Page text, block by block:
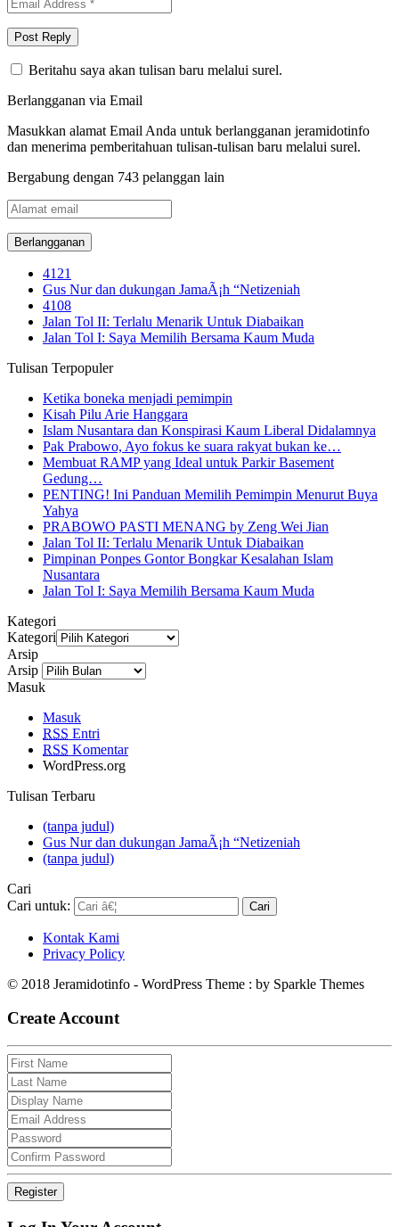
Beritahu saya akan tulisan baru melalui surel.
Berlangganan via Email
Masukkan alamat Email Anda untuk berlangganan jeramidotinfo
dan menerima pemberitahuan tulisan-tulisan baru melalui surel.
Bergabung dengan 743 pelanggan lain
Alamat
email
4121
Gus Nur dan dukungan JamaÃ¡h “Netizeniah
4108
Jalan Tol II: Terlalu Menarik Untuk Diabaikan
Jalan Tol I: Saya Memilih Bersama Kaum Muda
Tulisan Terpopuler
Ketika boneka menjadi pemimpin
Kisah Pilu Arie Hanggara
Islam Nusantara dan Konspirasi Kaum Liberal Didalamnya
Pak Prabowo, Ayo fokus ke suara rakyat bukan ke…
Membuat RAMP yang Ideal untuk Parkir Basement
Gedung…
PENTING! Ini Panduan Memilih Pemimpin Menurut Buya
Yahya
PRABOWO PASTI MENANG by Zeng Wei Jian
Jalan Tol II: Terlalu Menarik Untuk Diabaikan
Pimpinan Ponpes Gontor Bongkar Kesalahan Islam
Nusantara
Jalan Tol I: Saya Memilih Bersama Kaum Muda
Kategori
Kategori
Arsip
Arsip
Masuk
Masuk
RSS Entri
RSS Komentar
WordPress.org
Tulisan Terbaru
(tanpa judul)
Gus Nur dan dukungan JamaÃ¡h “Netizeniah
(tanpa judul)
Cari
Cari untuk:
Kontak Kami
Privacy Policy
© 2018 Jeramidotinfo - WordPress Theme : by Sparkle Themes
Create Account